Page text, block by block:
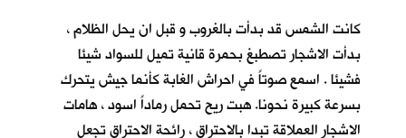
كانت الشمس قد بدأت بالغروب و قبل ان يحل الظلام ،
بدأت الاشجار تصطبغ بحمرة قانية تميل للسواد شيئا
فشيئا . اسمع صوتاً في احراش الغابة كأنما جيش يتحرك
بسرعة كبيرة نحونا. هبت ريح تحمل رماداً اسود ، هامات
الاشجار العملاقة تبدا بالاحتراق ، رائحة الاحتراق تجعل